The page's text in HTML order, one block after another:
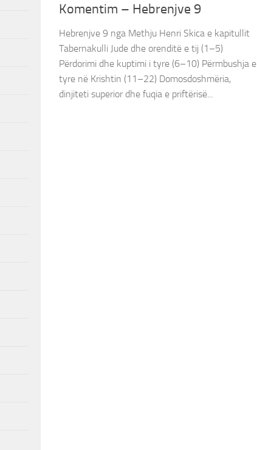
Komentim – Hebrenjve 9
Hebrenjve 9 nga Methju Henri Skica e kapitullit
Tabernakulli Jude dhe orenditë e tij (1–5)
Përdorimi dhe kuptimi i tyre (6–10) Përmbushja e
tyre në Krishtin (11–22) Domosdoshmëria,
dinjiteti superior dhe fuqia e priftërisë...